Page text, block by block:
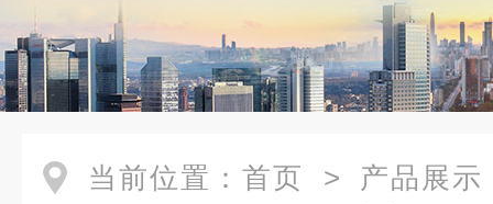
当前位置： 首页 > 产品展示